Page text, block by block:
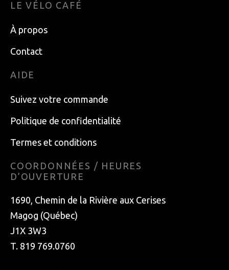
LE VÉLO CAFÉ
À propos
Contact
AIDE
Suivez votre commande
Politique de confidentialité
Termes et conditions
COORDONNÉES / HEURES
D’OUVERTURE
1690, Chemin de la Rivière aux Cerises
Magog (Québec)
J1X 3W3
T. 819 769.0760